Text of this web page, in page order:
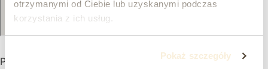
otrzymanymi od Ciebie lub uzyskanymi podczas
korzystania z ich usług.
Pokaż szczegóły
Prawdziwa pasja, od pokoleń.